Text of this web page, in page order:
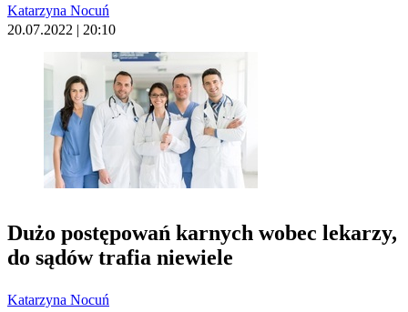
Katarzyna Nocuń
20.07.2022 | 20:10
Dużo postępowań karnych wobec lekarzy,
do sądów trafia niewiele
Katarzyna Nocuń